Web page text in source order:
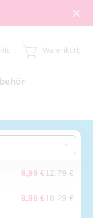
Warenkorb
6,99 €12,79 €
9,99 €18,29 €